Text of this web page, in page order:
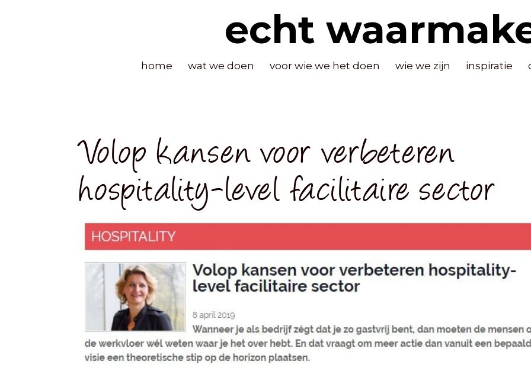
echt
home wat we doen voor wie we het doen wie we zijn inspiratie
Volop kansen voor verbeteren
hospitality-level facilitaire sector